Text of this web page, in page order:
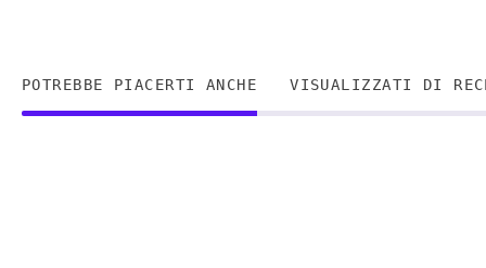
POTREBBE PIACERTI ANCHE VISUALIZZATI DI